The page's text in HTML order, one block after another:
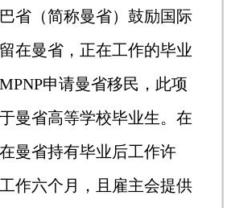
省（简称曼省）鼓励国际
在曼省，正在工作的毕业
申请曼省移民，此项
曼省高等学校毕业生。在
曼省持有毕业后工作许
作六个月，且雇主会提供